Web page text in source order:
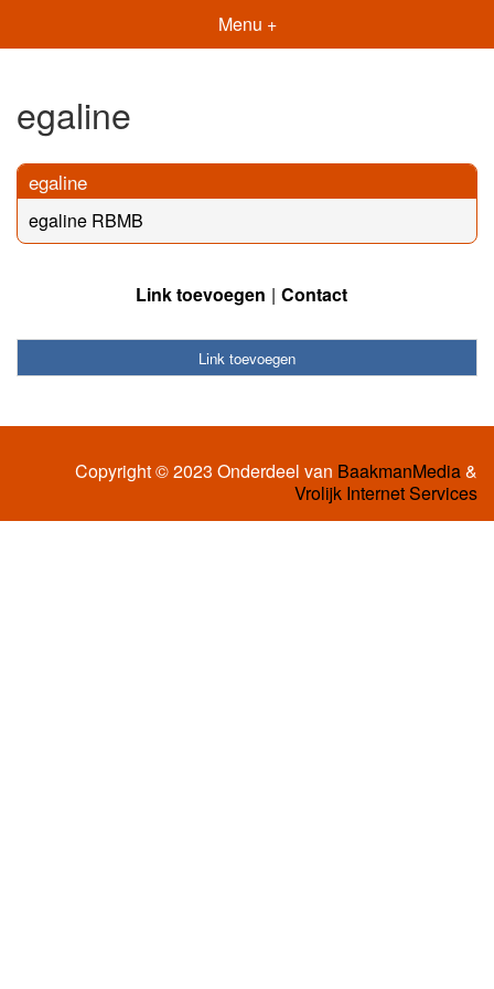
Menu +
egaline
egaline
egaline RBMB
Link toevoegen Contact
Link toevoegen
Copyright © 2023 Onderdeel van BaakmanMedia&
Vrolijk Internet Services